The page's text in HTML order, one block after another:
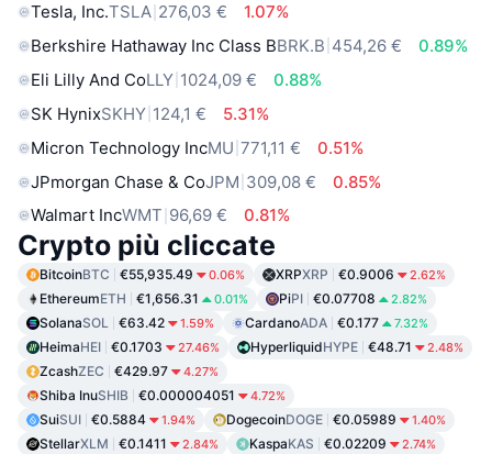
Tesla, Inc.TSLA 276,03 €
1.07%
Berkshire Hathaway Inc Class BBRK.B 454,26 €
0.89%
Eli Lilly And CoLLY 1024,09 €
0.88%
SK HynixSKHY 124,1 €
5.31%
Micron Technology IncMU 771,11 €
0.51%
JPmorgan Chase & CoJPM 309,08 €
0.85%
Walmart IncWMT 96,69 € 0.81%
Crypto più cliccate
BitcoinBTC €55,935.49 0.06% XRPXRP €0.9006 2.62%
EthereumETH €1,656.31 0.01% PiPI €0.07708 2.82%
SolanaSOL €63.42 1.59% CardanoADA €0.177 7.32%
HeimaHEI €0.1703 27.46% HyperliquidHYPE €48.71 2.48%
ZcashZEC €429.97 4.27%
Shiba InuSHIB €0.000004051 4.72%
SuiSUI €0.5884 1.94% DogecoinDOGE €0.05989 1.40%
StellarXLM €0.1411 2.84% KaspaKAS €0.02209 2.74%